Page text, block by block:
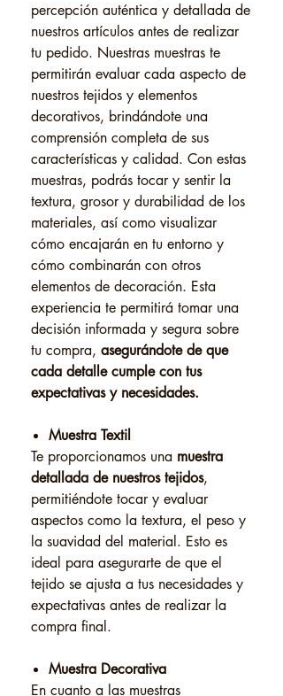
percepción auténtica y detallada de
nuestros artículos antes de realizar
tu pedido. Nuestras muestras te
permitirán evaluar cada aspecto de
nuestros tejidos y elementos
decorativos, brindándote una
comprensión completa de sus
características y calidad. Con estas
muestras, podrás tocar y sentir la
textura, grosor y durabilidad de los
materiales, así como visualizar
cómo encajarán en tu entorno y
cómo combinarán con otros
elementos de decoración. Esta
experiencia te permitirá tomar una
decisión informada y segura sobre
tu compra, asegurándote de que
cada detalle cumple con tus
expectativas y necesidades.
Muestra Textil
Te proporcionamos una muestra
detallada de nuestros tejidos,
permitiéndote tocar y evaluar
aspectos como la textura, el peso y
la suavidad del material. Esto es
ideal para asegurarte de que el
tejido se ajusta a tus necesidades y
expectativas antes de realizar la
compra final.
Muestra Decorativa
En cuanto a las muestras